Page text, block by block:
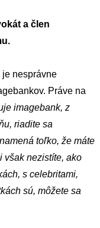
a člen
je nesprávne
Práve na
imagebank, z
riadite sa
toľko, že máte
však nezistíte, ako
s celebritami,
sú, môžete sa